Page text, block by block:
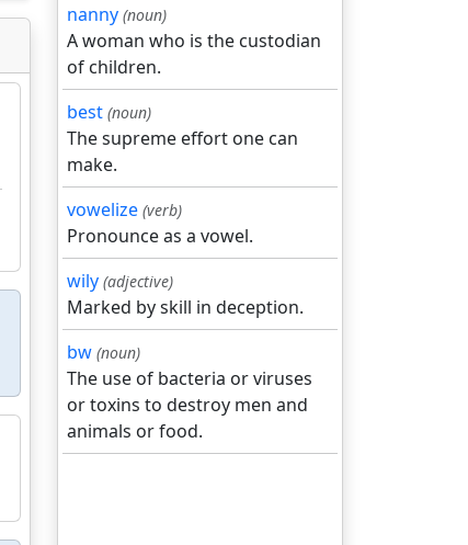
nanny (noun)
A woman who is the custodian
of children.
best (noun)
The supreme effort one can
make.
vowelize (verb)
Pronounce as a vowel.
wily (adjective)
Marked by skill in deception.
bw (noun)
The use of bacteria or viruses
or toxins to destroy men and
animals or food.